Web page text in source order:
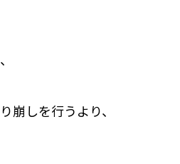
崩しを行うより、